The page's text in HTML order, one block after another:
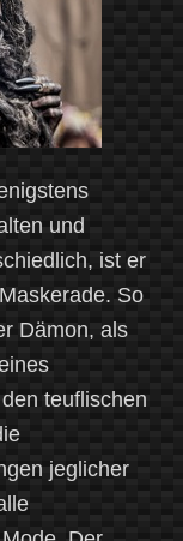
und
ist er
So
Dämon, als
teuflischen
jeglicher